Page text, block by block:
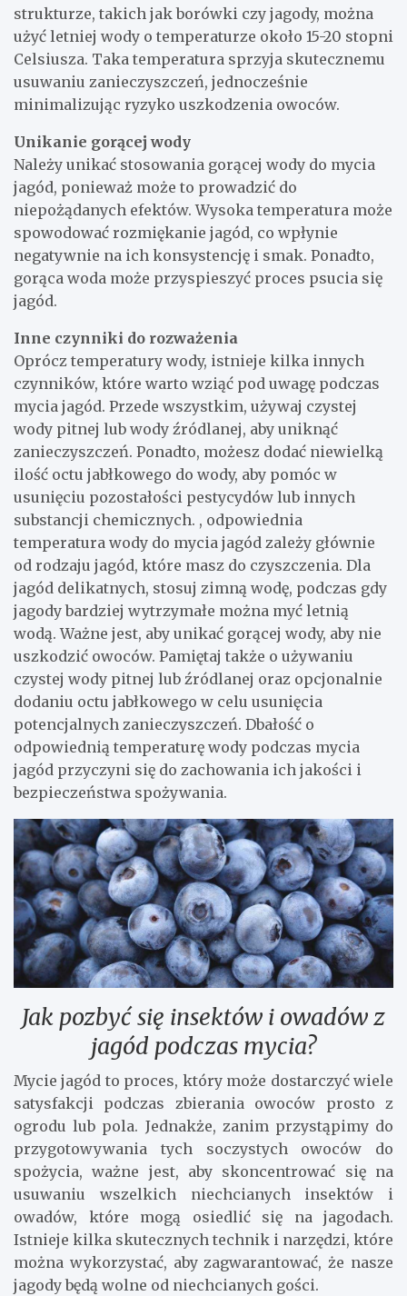
strukturze, takich jak borówki czy jagody, można
użyć letniej wody o temperaturze około 15-20 stopni
Celsiusza. Taka temperatura sprzyja skutecznemu
usuwaniu zanieczyszczeń, jednocześnie
minimalizując ryzyko uszkodzenia owoców.
Unikanie gorącej wody
Należy unikać stosowania gorącej wody do mycia
jagód, ponieważ może to prowadzić do
niepożądanych efektów. Wysoka temperatura może
spowodować rozmiękanie jagód, co wpłynie
negatywnie na ich konsystencję i smak. Ponadto,
gorąca woda może przyspieszyć proces psucia się
jagód.
Inne czynniki do rozważenia
Oprócz temperatury wody, istnieje kilka innych
czynników, które warto wziąć pod uwagę podczas
mycia jagód. Przede wszystkim, używaj czystej
wody pitnej lub wody źródlanej, aby uniknąć
zanieczyszczeń. Ponadto, możesz dodać niewielką
ilość octu jabłkowego do wody, aby pomóc w
usunięciu pozostałości pestycydów lub innych
substancji chemicznych. , odpowiednia
temperatura wody do mycia jagód zależy głównie
od rodzaju jagód, które masz do czyszczenia. Dla
jagód delikatnych, stosuj zimną wodę, podczas gdy
jagody bardziej wytrzymałe można myć letnią
wodą. Ważne jest, aby unikać gorącej wody, aby nie
uszkodzić owoców. Pamiętaj także o używaniu
czystej wody pitnej lub źródlanej oraz opcjonalnie
dodaniu octu jabłkowego w celu usunięcia
potencjalnych zanieczyszczeń. Dbałość o
odpowiednią temperaturę wody podczas mycia
jagód przyczyni się do zachowania ich jakości i
bezpieczeństwa spożywania.
Jak pozbyć się insektów i owadów z
jagód podczas mycia?
Mycie jagód to proces, który może dostarczyć wiele
satysfakcji podczas zbierania owoców prosto z
ogrodu lub pola. Jednakże, zanim przystąpimy do
przygotowywania tych soczystych owoców do
spożycia, ważne jest, aby skoncentrować się na
usuwaniu wszelkich niechcianych insektów i
owadów, które mogą osiedlić się na jagodach.
Istnieje kilka skutecznych technik i narzędzi, które
można wykorzystać, aby zagwarantować, że nasze
jagody będą wolne od niechcianych gości.